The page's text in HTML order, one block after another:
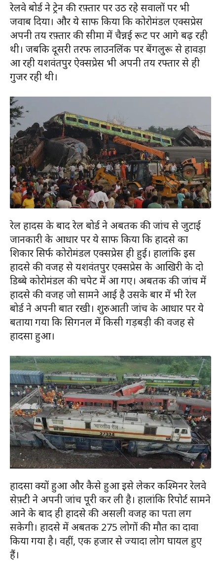
रेलवे बोर्ड ने ट्रेन की रफ़्तार पर उठ रहे सवालों पर भी
जवाब दिया। और ये साफ किया कि कोरोमंडल एक्सप्रेस
अपनी तय रफ़्तार की सीमा में चैन्नई रूट पर आगे बढ़ रही
थी। जबकि दूसरी तरफ लाउनलिंक पर बेंगलुरू से हावड़ा
आ रही यशवंतपुर ऐक्सप्रेस भी अपनी तय रफ्तार से ही
गुजर रही थी।
रेल हादस के बाद रेल बोर्ड ने अबतक की जांच से जुटाई
जानकारी के आधार पर ये साफ किया कि हादसे का
शिकार सिर्फ कोरोमंडल एक्सप्रेस ही हुई। हालांकि इस
हादसे की वजह से यशवंतपुर एक्सप्रेस के आखिरी के दो
डिब्बे कोरोमंडल की चपेट में आ गए। अबतक की जांच में
हादसे की वजह जो सामने आई है उसके बार में भी रेल
बोर्ड ने अपनी बात रखी। शुरुआती जांच के आधार पर ये
बताया गया कि सिगनल में किसी गड़बड़ी की वजह से
हादसा हुआ।
हादसा क्यों हुआ और कैसे हुआ इसे लेकर कश्मिनर रेलवे
सेफ़्टी ने अपनी जांच पूरी कर ली है। हालांकि रिपोर्ट सामने
आने के बाद ही हादसे की असली वजह का पता लग
सकेगी। हादसे में अबतक 275 लोगों की मौत का दावा
किया गया है। वहीं, एक हजार से ज्यादा लोग घायल हुए
हैं।